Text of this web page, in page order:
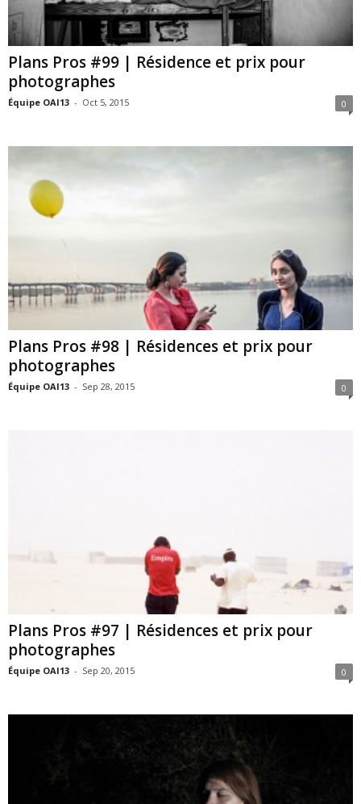
Plans Pros #99 | Résidence et prix pour
photographes
Équipe OAI13 - Oct 5, 2015 0
Plans Pros #98 | Résidences et prix pour
photographes
Équipe OAI13 - Sep 28, 2015 0
Plans Pros #97 | Résidences et prix pour
photographes
Équipe OAI13 - Sep 20, 2015 0